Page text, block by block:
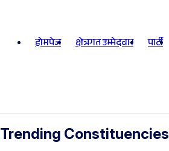
होमपेज क्षेत्रगत उम्मेदवार पार्टी
Trending Constituencies